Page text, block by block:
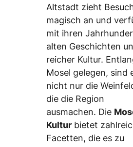
Altstadt zieht
magisch an und
mit ihren
alten Geschichten
reicher Kultur.
Mosel gelegen, sind
nicht nur die
die die Region
ausmachen. Die
Kultur bietet
Facetten, die es zu